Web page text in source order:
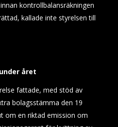
kontrollbalansräkningen
kallade inte styrelsen till
året
fattade, med stöd av
bolagsstämma den 19
om en riktad emission om